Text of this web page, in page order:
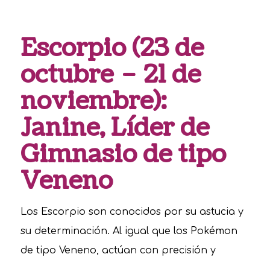
Escorpio (23 de
octubre – 21 de
noviembre):
Janine, Líder de
Gimnasio de tipo
Veneno
Los Escorpio son conocidos por su astucia y
su determinación. Al igual que los Pokémon
de tipo Veneno, actúan con precisión y